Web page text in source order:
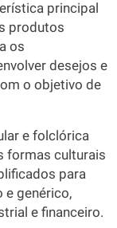
principal
produtos
os
desejos e
o objetivo de
e folclórica
formas culturais
para
e genérico,
e financeiro.